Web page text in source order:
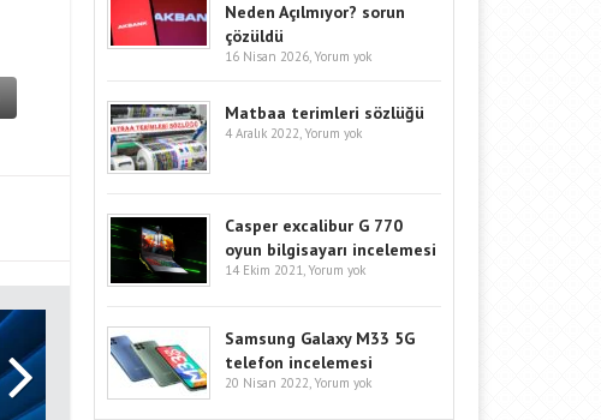
Neden Açılmıyor? sorun
çözüldü
16 Nisan 2026, Yorum yok
Matbaa terimleri sözlüğü
4 Aralık 2022, Yorum yok
Casper excalibur G 770
oyun bilgisayarı incelemesi
14 Ekim 2021, Yorum yok
Samsung Galaxy M33 5G
telefon incelemesi
20 Nisan 2022, Yorum yok